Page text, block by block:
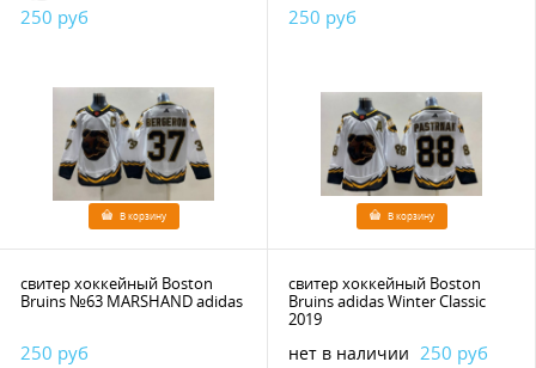
250 руб
В корзину
250 руб
В корзину
свитер хоккейный Boston
Bruins №63 MARSHAND adidas
250 руб
свитер хоккейный Boston
Bruins adidas Winter Classic
2019
нет в наличии 250 руб